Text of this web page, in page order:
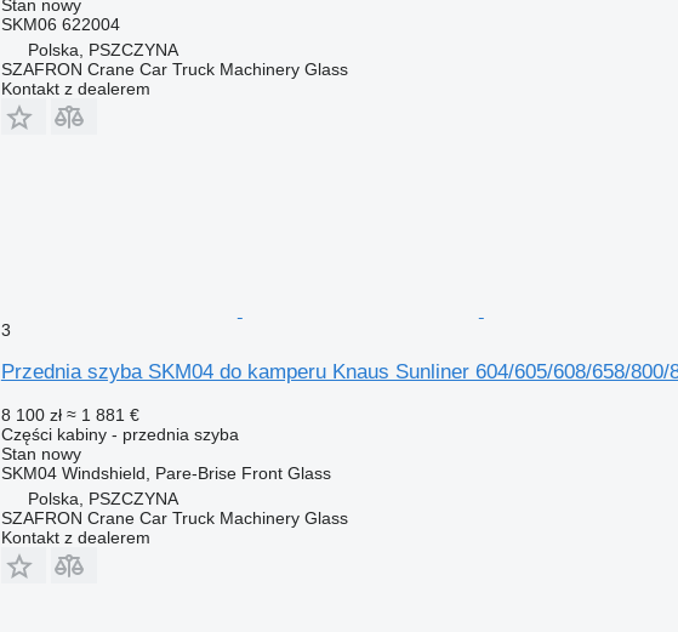
Stan nowy
SKM06 622004
Polska, PSZCZYNA
SZAFRON Crane Car Truck Machinery Glass
Kontakt z dealerem
3
Przednia szyba SKM04 do kamperu Knaus Sunliner 604/605/608/658/800/
8 100 zł ≈ 1 881 €
Części kabiny - przednia szyba
Stan nowy
SKM04 Windshield, Pare-Brise Front Glass
Polska, PSZCZYNA
SZAFRON Crane Car Truck Machinery Glass
Kontakt z dealerem